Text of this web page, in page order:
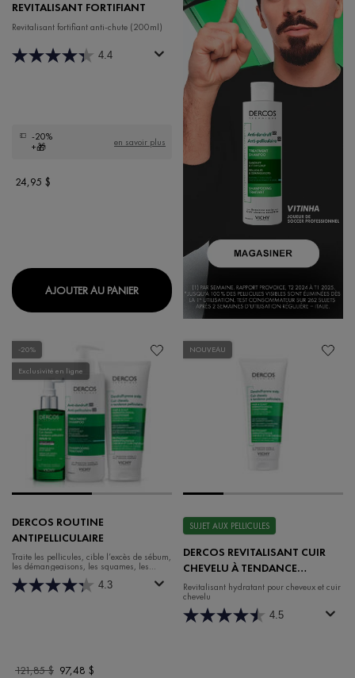
REVITALISANT FORTIFIANT
Revitalisant fortifiant anti-chute (200ml)
4.4
-20%
+🎁
en savoir plus
24,95 $
AJOUTER AU PANIER DERCOS ENERGY+ REVITALISANT
-20%
Exclusivité en ligne
DERCOS ROUTINE
ANTIPELLICULAIRE
Traite les pellicules, cible l’excès de sébum,
les démangeaisons, les squames, les
rougeurs et plus.
4.3
Old price
121,85 $ New price
97,48 $
NOUVEAU
SUJET AUX PELLICULES
DERCOS REVITALISANT CUIR
CHEVELU À TENDANCE
PELLICULAIRE
Revitalisant hydratant pour cheveux et cuir
chevelu
4.5